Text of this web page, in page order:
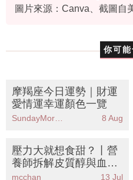
圖片來源：Canva、截圖自
你可
摩羯座今日運勢｜財運
愛情運幸運顏色一覽
8 Aug
壓力大就想食甜？丨營
養師拆解皮質醇與血糖
拉鋸戰 8款穩定血糖食
mcchan 13 Jul